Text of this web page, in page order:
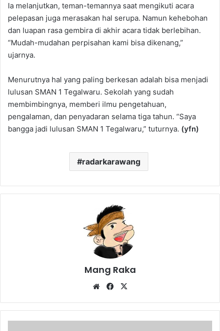
Ia melanjutkan, teman-temannya saat mengikuti acara
pelepasan juga merasakan hal serupa. Namun kehebohan
dan luapan rasa gembira di akhir acara tidak berlebihan.
“Mudah-mudahan perpisahan kami bisa dikenang,”
ujarnya.
Menurutnya hal yang paling berkesan adalah bisa menjadi
lulusan SMAN 1 Tegalwaru. Sekolah yang sudah
membimbingnya, memberi ilmu pengetahuan,
pengalaman, dan penyadaran selama tiga tahun. “Saya
bangga jadi lulusan SMAN 1 Tegalwaru,” tuturnya. (yfn)
radarkarawang
Mang Raka
WebsiteFacebook